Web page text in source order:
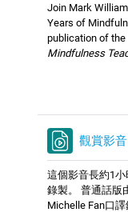
Join Mark
Years of
publication of the
Mindfulness
觀賞影
這個影音長約1
錄製。 普通話版
Michelle Fan口